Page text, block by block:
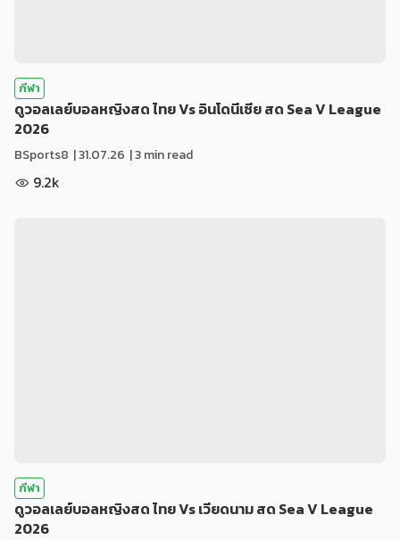
กีฬา
ดูวอลเลย์บอลหญิงสด ไทย Vs อินโดนีเซีย สด Sea V League
2026
BSports8 |31.07.26 | 3 min read
9.2k
กีฬา
ดูวอลเลย์บอลหญิงสด ไทย Vs เวียดนาม สด Sea V League
2026